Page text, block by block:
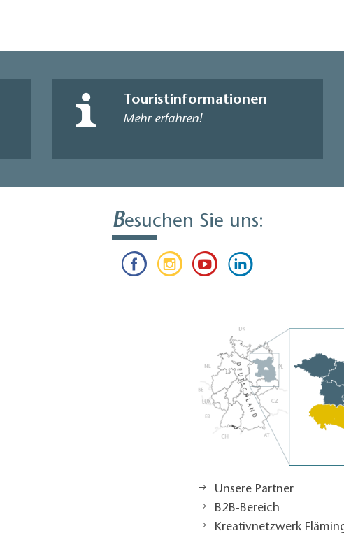
Touristinformationen
Mehr erfahren!
Besuchen Sie uns:
Unsere Partner
B2B-Bereich
Kreativnetzwerk